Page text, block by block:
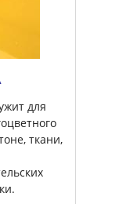
для
ткани,